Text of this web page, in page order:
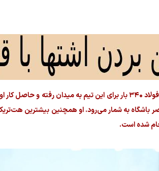
باشگاه به شمار می‌رود. او همچنین بیشترین هت‌تریک
شده است.